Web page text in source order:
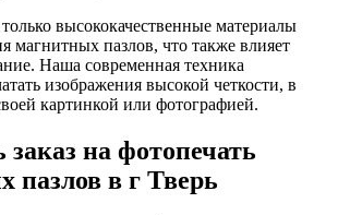
высококачественные материалы
магнитных пазлов, что также влияет
Наша современная техника
изображения высокой четкости, в
картинкой или фотографией.
на фотопечать
пазлов в г Тверь